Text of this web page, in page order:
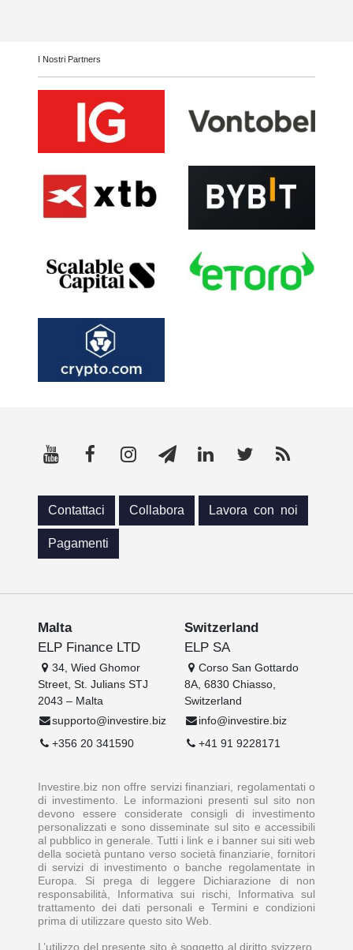
I Nostri Partners
Contattaci Collabora Lavora con noi
Pagamenti
Malta
ELP Finance LTD
34, Wied Ghomor
Street, St. Julians STJ
2043 – Malta
supporto@investire.biz
+356 20 341590
Switzerland
ELP SA
Corso San Gottardo
8A, 6830 Chiasso,
Switzerland
info@investire.biz
+41 91 9228171
Investire.biz non offre servizi finanziari, regolamentati o
di investimento. Le informazioni presenti sul sito non
devono essere considerate consigli di investimento
personalizzati e sono disseminate sul sito e accessibili
al pubblico in generale. Tutti i link e i banner sui siti web
della società puntano verso società finanziarie, fornitori
di servizi di investimento o banche regolamentate in
Europa. Si prega di leggere Dichiarazione di non
responsabilità, Informativa sui rischi, Informativa sul
trattamento dei dati personali e Termini e condizioni
prima di utilizzare questo sito Web.
L’utilizzo del presente sito è soggetto al diritto svizzero,